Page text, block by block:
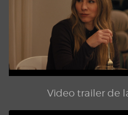
Video trailer de